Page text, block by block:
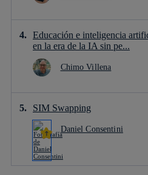
Educación e inteligencia
en la era de la IA sin pe...
Chimo Villena
SIM Swapping
Daniel Consentini